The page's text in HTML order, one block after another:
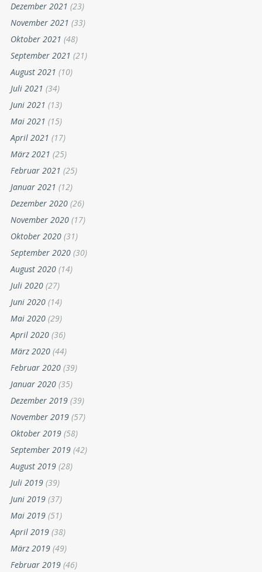
Dezember 2021 (23)
November 2021 (33)
Oktober 2021 (48)
September 2021 (21)
August 2021 (10)
Juli 2021 (34)
Juni 2021 (13)
Mai 2021 (15)
April 2021 (17)
März 2021 (25)
Februar 2021 (25)
Januar 2021 (12)
Dezember 2020 (26)
November 2020 (17)
Oktober 2020 (31)
September 2020 (30)
August 2020 (14)
Juli 2020 (27)
Juni 2020 (14)
Mai 2020 (29)
April 2020 (36)
März 2020 (44)
Februar 2020 (39)
Januar 2020 (35)
Dezember 2019 (39)
November 2019 (57)
Oktober 2019 (58)
September 2019 (42)
August 2019 (28)
Juli 2019 (39)
Juni 2019 (37)
Mai 2019 (51)
April 2019 (38)
März 2019 (49)
Februar 2019 (46)